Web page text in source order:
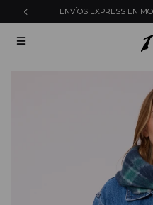
ENVÍOS EXPRESS EN
